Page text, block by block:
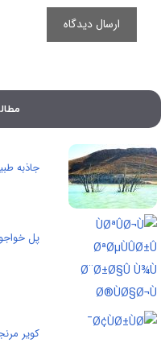
جاذبه
پل
کویر